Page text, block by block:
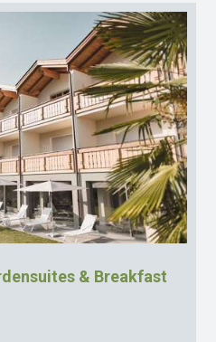
& Breakfast